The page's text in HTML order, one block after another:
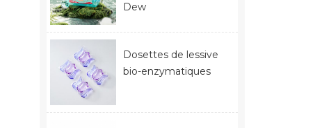
Dew
Dosettes de lessive
bio-enzymatiques